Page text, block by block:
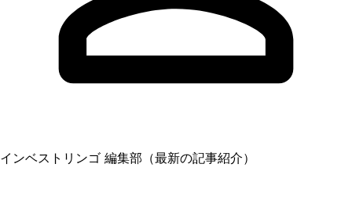
インベストリンゴ 編集部（最新の記事紹介）